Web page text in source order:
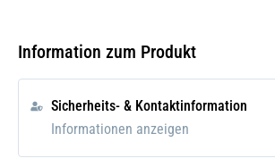
Silikonbasis, gelöst in
breiten Einsatz im Kfz-Bereich.
Information zum Produkt
Sicherheits- & Kontaktinformation
Informationen anzeigen